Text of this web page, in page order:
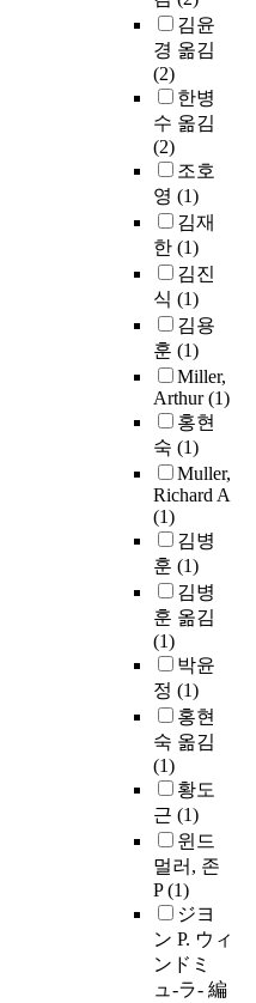
김윤
경 옮김
(2)
한병
수 옮김
(2)
조호
영 (1)
김재
한 (1)
김진
식 (1)
김용
훈 (1)
Miller,
Arthur(1)
홍현
숙 (1)
Muller,
Richard A
(1)
김병
훈 (1)
김병
훈 옮김
(1)
박윤
정 (1)
홍현
숙 옮김
(1)
황도
근 (1)
윈드
멀러, 존
P(1)
ジヨ
ン P. ウィ
ンドミ
ュ-ラ- 編